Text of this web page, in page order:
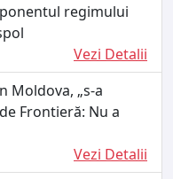
regimului
Vezi Detalii
Moldova, „s-a
Frontieră: Nu a
Vezi Detalii